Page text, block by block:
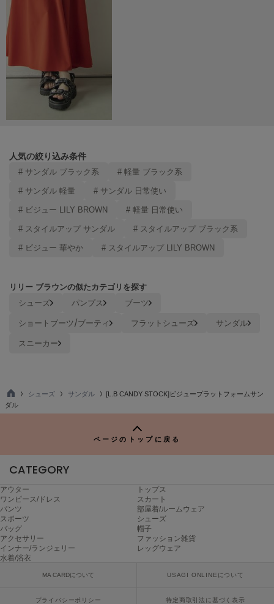
ミラオーウェン
NEW Balance
ニューバランス
ネズ
NOWNS
ナウンス
null.
オン
ORR
オル
PATRICK
パトリック
Philly chocolate
人気の絞り込み条件
# サンダル ブラック系 # 軽量 ブラック系
# サンダル 軽量 # サンダル 日常使い
# ビジュー LILY BROWN # 軽量 日常使い
# スタイルアップ サンダル # スタイルアップ ブラック系
# ビジュー 華やか # スタイルアップ LILY BROWN
リリー ブラウンの似たカテゴリを探す
シューズ パンプス
ブーツ
ショートブーツ/ブーティ
フラットシューズ
サンダル
スニーカー
TO
P
シューズ サンダル
[L.B CANDY STOCK]ビジュープラットフォームサン
ダル
ページのトップに戻る
CATEGORY
アウター
トップス
ワンピース/ドレス
スカート
パンツ
部屋着/ルームウェア
スポーツ
シューズ
バッグ
帽子
アクセサリー
ファッション雑貨
インナー/ランジェリー
レッグウェア
水着/浴衣
MA CARDについて USAGI ONLINEについて
プライバシーポリシー 特定商取引法に基づく表示